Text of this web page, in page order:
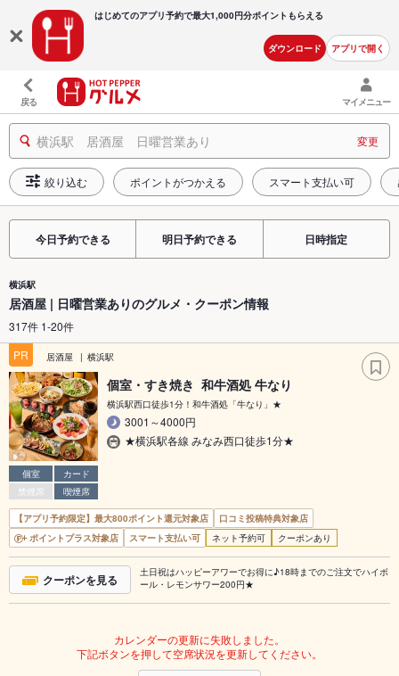
はじめてのアプリ予約で最大1,000円分ポイントもらえる
ダウンロード アプリで開く
戻る マイメニュー
横浜駅 居酒屋 日曜営業あり 変更
絞り込む ポイントがつかえる スマート支払い可
今日予約できる 明日予約できる 日時指定
横浜駅
居酒屋 | 日曜営業ありのグルメ・クーポン情報
317件 1-20件
PR
居酒屋 横浜駅
個室
カード
禁煙席
喫煙席
個室・すき焼き 和牛酒処 牛なり
横浜駅西口徒歩1分！和牛酒処「牛なり」★
3001～4000円
★横浜駅各線 みなみ西口徒歩1分★
【アプリ予約限定】最大800ポイント還元対象店
口コミ投稿特典対象店
ポイントプラス対象店
スマート支払い可 ネット予約可 クーポンあり
クーポンを見る
土日祝はハッピーアワーでお得に♪18時までのご注文でハイボ
ール・レモンサワー200円★
カレンダーの更新に失敗しました。
下記ボタンを押して空席状況を更新してください。